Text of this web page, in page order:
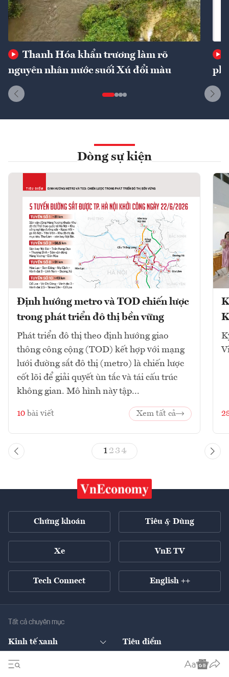
Thanh Hóa khẩn trương làm rõ
nguyên nhân nước suối Xú đổi màu
phí
Dòng sự kiện
Định hướng metro và TOD chiến lược
trong phát triển đô thị bền vững
Phát triển đô thị theo định hướng giao
thông công cộng (TOD) kết hợp với mạng
lưới đường sắt đô thị (metro) là chiến lược
cốt lõi để giải quyết ùn tắc và tái cấu trúc
không gian. Mô hình này tập...
10 bài viết Xem tất cả
1 23 4
Chứng khoán Tiêu & Dùng
Xe VnE TV
Tech Connect English ++
Tất cả chuyên mục
Kinh tế xanh Tiêu điểm
Tài chính